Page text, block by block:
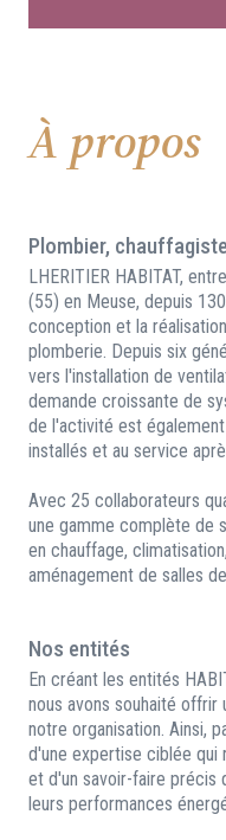
À propos
Plombier,
LHERITIER HABITAT,
(55) en Meuse, depuis
conception et la
plomberie. Depuis six
vers l'installation de
demande croissante de
de l'activité est
installés et au service
Avec 25 collaborateurs
une gamme complète de
en chauffage,
aménagement de salles
Nos entités
En créant les entités
nous avons souhaité
notre organisation. Ainsi,
d'une expertise ciblée qui
et d'un savoir-faire précis
leurs performances